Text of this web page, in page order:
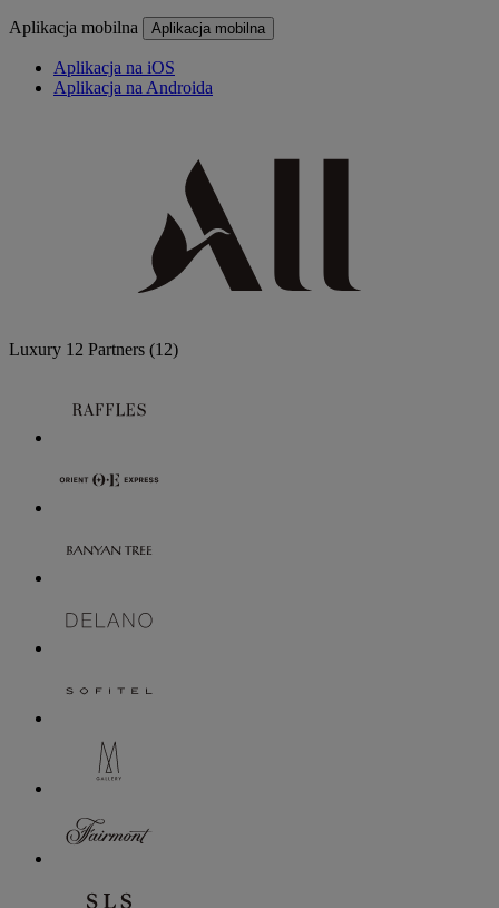
Aplikacja mobilna Aplikacja mobilna
Aplikacja na iOS
Aplikacja na Androida
Luxury 12 Partners (12)